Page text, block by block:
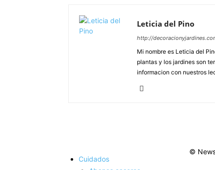
Leticia del Pino
http://
Mi nombre es Leticia del
plantas y los jardines son
informacion con nuestros
Cuidados
©